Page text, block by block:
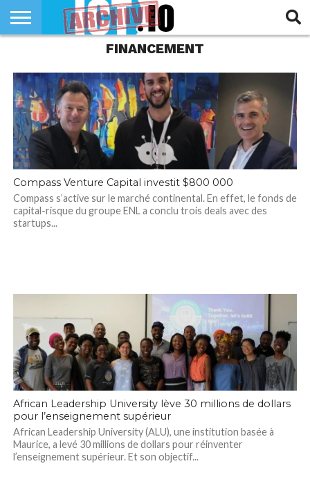
FINANCEMENT
Compass Venture Capital investit $800 000
Compass s’active sur le marché continental. En effet, le fonds de
capital-risque du groupe ENL a conclu trois deals avec des
startups...
African Leadership University lève 30 millions de dollars
pour l’enseignement supérieur
African Leadership University (ALU), une institution basée à
Maurice, a levé 30 millions de dollars pour réinventer
l’enseignement supérieur. Et son objectif...